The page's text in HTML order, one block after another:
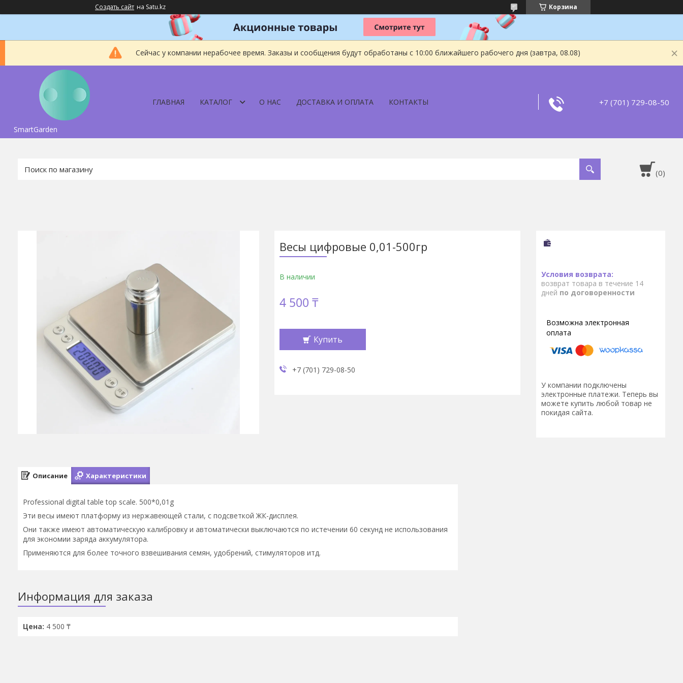
Создать сайт на Satu.kz Корзина
Сейчас у компании нерабочее время. Заказы и сообщения будут обработаны с 10:00 ближайшего рабочего дня (завтра, 08.08)
SmartGarden
ГЛАВНАЯ КАТАЛОГ О НАС ДОСТАВКА И ОПЛАТА КОНТАКТЫ +7 (701) 729-08-50
Весы цифровые 0,01-500гр
В наличии
4 500 ₸
Купить
+7 (701) 729-08-50
возврат товара в течение 14
дней по договоренности
У компании подключены
электронные платежи. Теперь вы
можете купить любой товар не
покидая сайта.
Описание Характеристики
Professional digital table top scale. 500*0,01g
Эти весы имеют платформу из нержавеющей стали, с подсветкой ЖК-дисплея.
Они также имеют автоматическую калибровку и автоматически выключаются по истечении 60 секунд не использования
для экономии заряда аккумулятора.
Применяются для более точного взвешивания семян, удобрений, стимуляторов итд.
Информация для заказа
Цена: 4 500 ₸